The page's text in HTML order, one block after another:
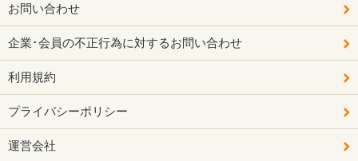
お問い合わせ
企業･会員の不正行為に対するお問い合わせ
利用規約
プライバシーポリシー
運営会社